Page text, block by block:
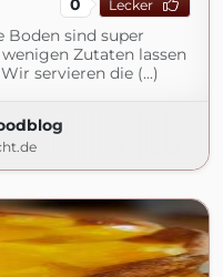
Lecker
Boden sind super
Zutaten lassen
servieren die (...)